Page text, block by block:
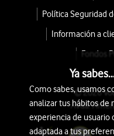
Política Seguridad
Información a
Fondos
© 2026
Avda.
Ya
Como sabes, usamos
analizar tus hábitos de
experiencia de usuario
adaptada a tus